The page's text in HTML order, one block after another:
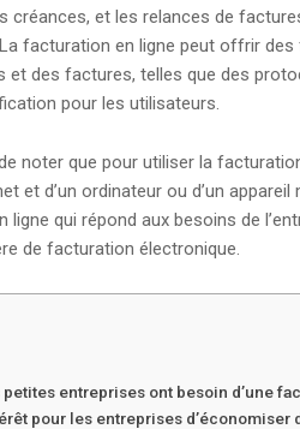
créances, et les relances de
facturation en ligne peut offrir
et des factures, telles que des
pour les utilisateurs.
noter que pour utiliser la
et d’un ordinateur ou d’un
ligne qui répond aux besoins de
de facturation électronique.
entreprises ont besoin d’une
pour les entreprises d’économiser